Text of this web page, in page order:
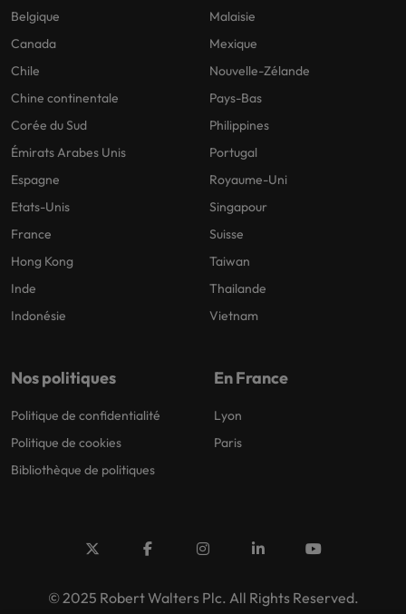
Belgique
Canada
Chile
Chine continentale
Corée du Sud
Émirats Arabes Unis
Espagne
Etats-Unis
France
Hong Kong
Inde
Indonésie
Malaisie
Mexique
Nouvelle-Zélande
Pays-Bas
Philippines
Portugal
Royaume-Uni
Singapour
Suisse
Taiwan
Thailande
Vietnam
Nos politiques
Politique de confidentialité
Politique de cookies
Bibliothèque de politiques
En France
Lyon
Paris
© 2025 Robert Walters Plc. All Rights Reserved.